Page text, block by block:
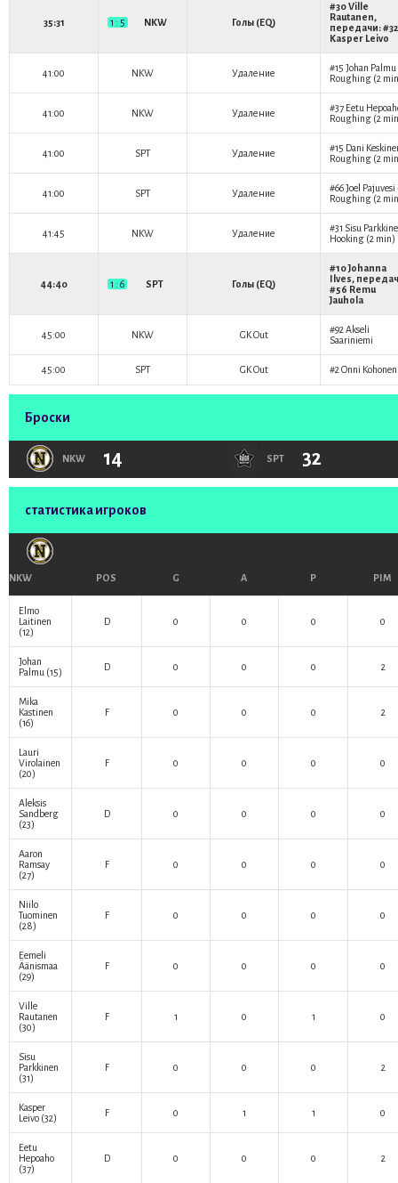
35:31 1 : 5 NKW Голы (EQ)
#30Ville
Rautanen,
передачи: #32
Kasper Leivo
41:00 NKW Удаление #15 Johan Palmu
Roughing (2
41:00 NKW Удаление #37 Eetu
Roughing (2
41:00 SPT Удаление #15 Dani
Roughing (2
41:00 SPT Удаление #66Joel Pajuvesi
Roughing (2
41:45 NKW Удаление #31 Sisu
Hooking (2 min)
44:40 1 : 6 SPT Голы (EQ)
#10Johanna
Ilves,
#56 Remu
Jauhola
45:00 NKW GK Out #92 Akseli
Saariniemi
45:00 SPT GK Out #2 Onni Kohonen
Броски
NKW 14 SPT 32
статистика игроков
NKW POS G A P PIM
Elmo
Laitinen
(12)
D 0 0 0 0
Johan
Palmu (15) D 0 0 0 2
Mika
Kastinen
(16)
F 0 0 0 2
Lauri
Virolainen
(20)
F 0 0 0 0
Aleksis
Sandberg
(23)
D 0 0 0 0
Aaron
Ramsay
(27)
F 0 0 0 0
Niilo
Tuominen
(28)
F 0 0 0 0
Eemeli
Äänismaa
(29)
F 0 0 0 0
Ville
Rautanen
(30)
F 1 0 1 0
Sisu
Parkkinen
(31)
F 0 0 0 2
Kasper
Leivo (32) F 0 1 1 0
Eetu
Hepoaho
(37)
D 0 0 0 2